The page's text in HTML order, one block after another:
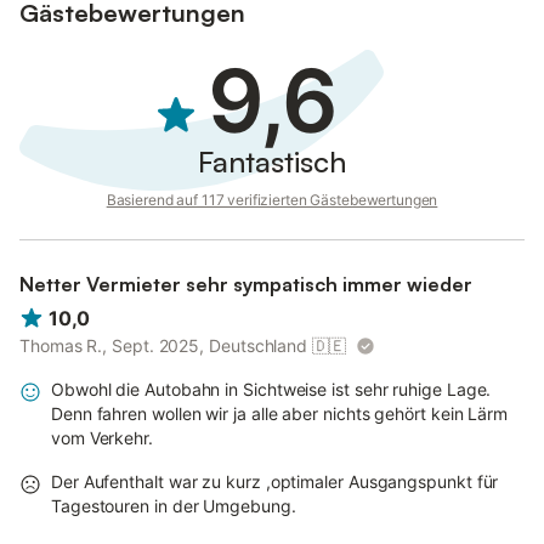
Ein Parkplatz ist auf dem Grundstück vorhanden.
Wenn Sie einen Hund mitbringen möchten, fragen Sie bitte den
Vermieter, ob dies möglich ist.
Die beiden Einzelbetten haben ein spezielles System und eine
Matratze, so dass sie miteinander verbunden werden können.
Gästebewertungen
9,6
Fantastisch
Basierend auf 117 verifizierten Gästebewertungen
Netter Vermieter sehr sympatisch immer wieder
10,0
Thomas R., Sept. 2025, Deutschland 🇩🇪
Obwohl die Autobahn in Sichtweise ist sehr ruhige Lage.
Denn fahren wollen wir ja alle aber nichts gehört kein Lärm
vom Verkehr.
Der Aufenthalt war zu kurz ,optimaler Ausgangspunkt für
Tagestouren in der Umgebung.